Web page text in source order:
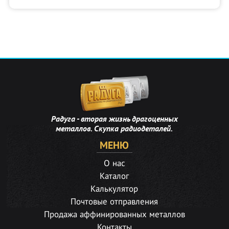
Радуга - вторая жизнь драгоценных
металлов. Скупка радиодеталей.
МЕНЮ
О нас
Каталог
Калькулятор
Почтовые отправления
Продажа аффинированных металлов